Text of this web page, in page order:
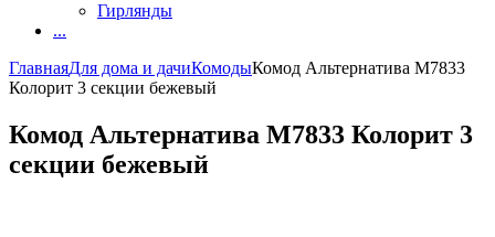
Гирлянды
...
ГлавнаяДля дома и дачиКомодыКомод Альтернатива M7833
Колорит 3 секции бежевый
Комод Альтернатива M7833 Колорит 3
секции бежевый